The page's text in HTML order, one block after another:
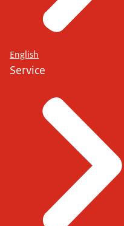
English
Service